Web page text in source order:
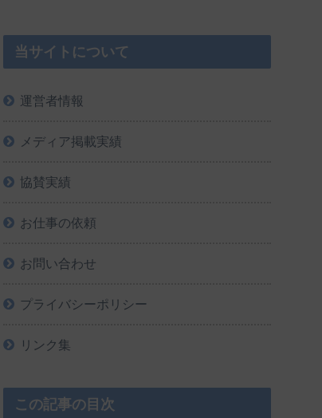
当サイトについて
運営者情報
メディア掲載実績
協賛実績
お仕事の依頼
お問い合わせ
プライバシーポリシー
リンク集
この記事の目次